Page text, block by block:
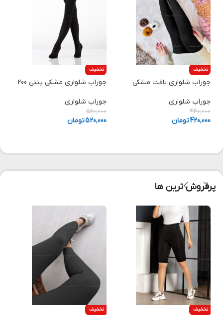
تخفیف
جوراب شلواری بافت مشکی
جوراب شلواری
440,000
420,000تومان
تخفیف
جوراب شلواری مشکی پنتی 200
جوراب شلواری
560,000
520,000تومان
پرفروش ترین ها
تخفیف تخفیف